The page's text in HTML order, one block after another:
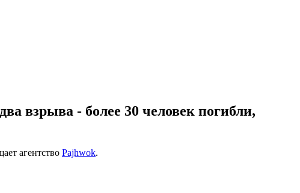
взрыва - более 30 человек погибли,
агентство Pajhwok.